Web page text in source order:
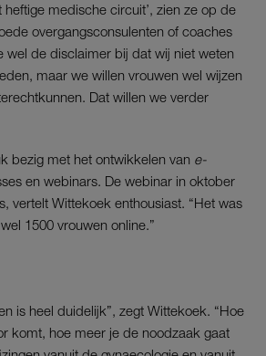
heftige medische circuit’, zien ze op de
overgangsconsulenten of coaches
wel de disclaimer bij dat wij niet weten
maar we willen vrouwen wel wijzen
Dat willen we verder
bezig met het ontwikkelen van e-
en webinars. De webinar in oktober
vertelt Wittekoek enthousiast. “Het was
1500 vrouwen online.”
is heel duidelijk”, zegt Wittekoek. “Hoe
komt, hoe meer je de noodzaak gaat